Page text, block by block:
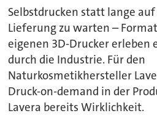
Selbstdrucken statt lange
Lieferung zu warten –
eigenen 3D-Drucker erleben
durch die Industrie. Für den
Naturkosmetikhersteller
Druck-on-demand in der
Lavera bereits Wirklichkeit.